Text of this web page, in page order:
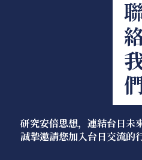
聯
研究安倍思想，連結台日未
誠摯邀請您加入台日交流的